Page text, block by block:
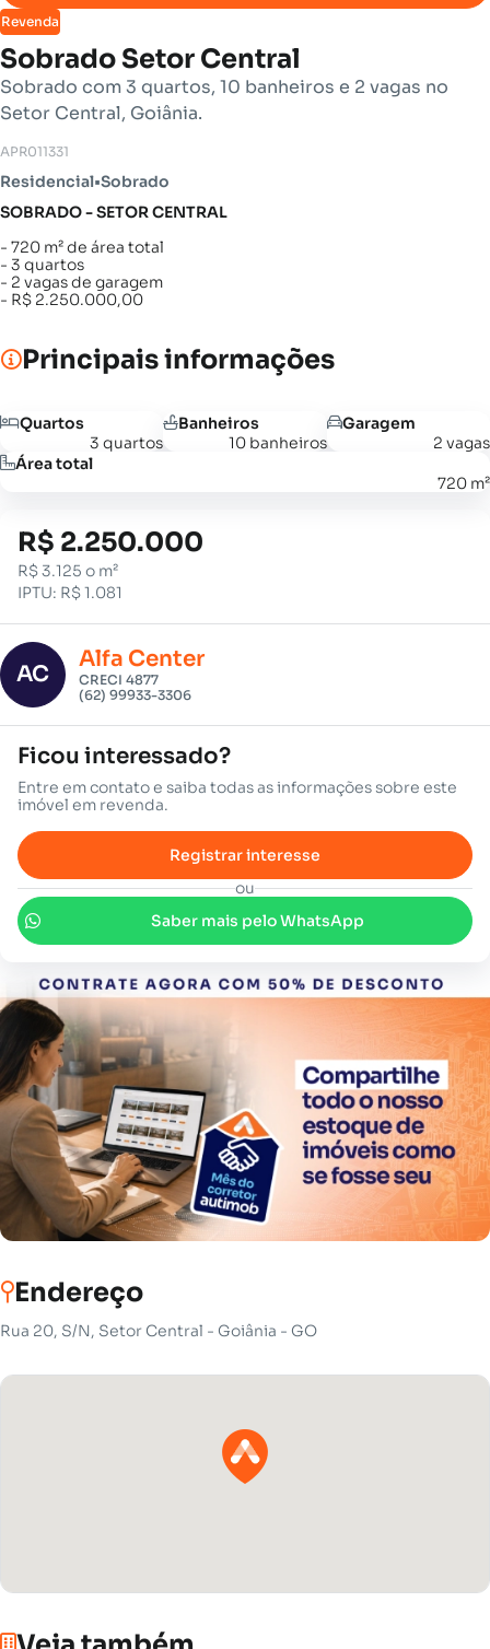
Revenda
Sobrado Setor Central
Sobrado com 3 quartos, 10 banheiros e 2 vagas no
Setor Central, Goiânia.
APR011331
Residencial•Sobrado
SOBRADO - SETOR CENTRAL
- 720 m² de área total
- 3 quartos
- 2 vagas de garagem
- R$ 2.250.000,00
Principais informações
Quartos
3 quartos
Banheiros
10 banheiros
Garagem
2 vagas
Área total
720 m²
R$ 2.250.000
R$ 3.125 o m²
IPTU: R$ 1.081
AC
Alfa Center
CRECI 4877
(62) 99933-3306
Ficou interessado?
Entre em contato e saiba todas as informações sobre este
imóvel em revenda.
Registrar interesse
ou
Saber mais pelo WhatsApp
Endereço
Rua 20, S/N, Setor Central - Goiânia - GO